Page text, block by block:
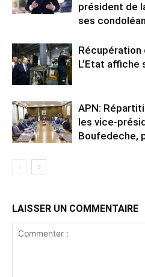
président de
ses
Récupération
L’Etat affiche
APN:
les vice-
Boufedeche,
LAISSER UN COMMENTAIRE